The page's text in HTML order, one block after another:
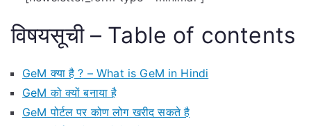
विषयसूची – Table of contents
GeM क्या है ? – What is GeM in Hindi
GeM को क्यों बनाया है
GeM पोर्टल पर कोण लोग खरीद सकते है